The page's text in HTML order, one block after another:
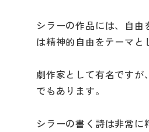
シラーの作品には、自
は精神的自由をテーマと
劇作家として有名です
でもあります。
シラーの書く詩は非常